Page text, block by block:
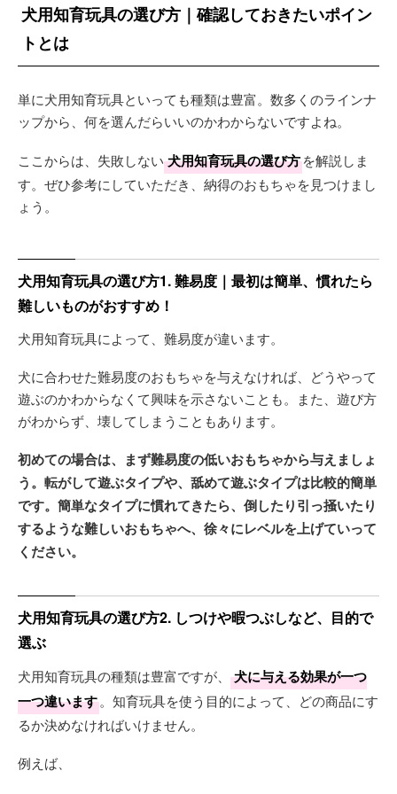
犬用知育玩具の選び方｜確認しておきたいポイン
トとは
単に犬用知育玩具といっても種類は豊富。数多くのラインナ
ップから、何を選んだらいいのかわからないですよね。
ここからは、失敗しない 犬用知育玩具の選び方を解説しま
す。ぜひ参考にしていただき、納得のおもちゃを見つけまし
ょう。
犬用知育玩具の選び方1. 難易度｜最初は簡単、慣れたら
難しいものがおすすめ！
犬用知育玩具によって、難易度が違います。
犬に合わせた難易度のおもちゃを与えなければ、どうやって
遊ぶのかわからなくて興味を示さないことも。また、遊び方
がわからず、壊してしまうこともあります。
初めての場合は、まず難易度の低いおもちゃから与えましょ
う。転がして遊ぶタイプや、舐めて遊ぶタイプは比較的簡単
です。簡単なタイプに慣れてきたら、倒したり引っ掻いたり
するような難しいおもちゃへ、徐々にレベルを上げていって
ください。
犬用知育玩具の選び方2. しつけや暇つぶしなど、目的で
選ぶ
犬用知育玩具の種類は豊富ですが、
犬に与える効果が一つ
一つ違います。知育玩具を使う目的によって、どの商品にす
るか決めなければいけません。
例えば、